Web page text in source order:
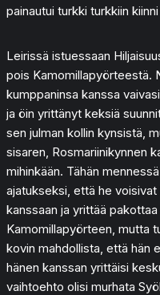
painautui turkki turkkiin
Leirissä istuessaan
pois Kamomillapyörteestä.
kumppaninsa kanssa
ja öin yrittänyt keksiä
sen julman kollin kynsistä,
sisaren, Rosmariinikynnen
mihinkään. Tähän
ajatukseksi, että he
kanssaan ja yrittää
Kamomillapyörteen, mutta
kovin mahdollista, että hän
hänen kanssan yrittäisi
vaihtoehto olisi murhata